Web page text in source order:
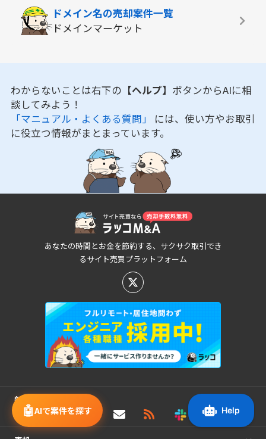
🤖AIで案件を探す
ドメイン名の売却案件一覧
ドメインマーケット
わからないことは右下の 【ヘルプ】 ボタンからAIに相
談してみよう！
「マニュアル・よくある質問」 には、使い方やお取引
に役立つ情報がまとまっています。
あなたの時間とお金を節約する、サクサク取引でき
るサイト売買プラットフォーム
新着/値下げ案件情報